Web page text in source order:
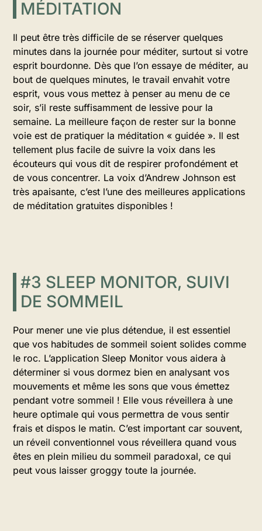
MÉDITATION
Il peut être très difficile de se réserver quelques
minutes dans la journée pour méditer, surtout si votre
esprit bourdonne. Dès que l’on essaye de méditer, au
bout de quelques minutes, le travail envahit votre
esprit, vous vous mettez à penser au menu de ce
soir, s’il reste suffisamment de lessive pour la
semaine. La meilleure façon de rester sur la bonne
voie est de pratiquer la méditation « guidée ». Il est
tellement plus facile de suivre la voix dans les
écouteurs qui vous dit de respirer profondément et
de vous concentrer. La voix d’Andrew Johnson est
très apaisante, c’est l’une des meilleures applications
de méditation gratuites disponibles !
#3 SLEEP MONITOR, SUIVI
DE SOMMEIL
Pour mener une vie plus détendue, il est essentiel
que vos habitudes de sommeil soient solides comme
le roc. L’application Sleep Monitor vous aidera à
déterminer si vous dormez bien en analysant vos
mouvements et même les sons que vous émettez
pendant votre sommeil ! Elle vous réveillera à une
heure optimale qui vous permettra de vous sentir
frais et dispos le matin. C’est important car souvent,
un réveil conventionnel vous réveillera quand vous
êtes en plein milieu du sommeil paradoxal, ce qui
peut vous laisser groggy toute la journée.